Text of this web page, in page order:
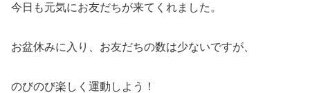
今日も元気にお友だちが来てくれました。
お盆休みに入り、お友だちの数は少ないですが、
のびのび楽しく運動しよう！